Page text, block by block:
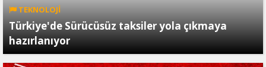
TEKNOLOJİ
Türkiye'de Sürücüsüz taksiler yola çıkmaya
hazırlanıyor